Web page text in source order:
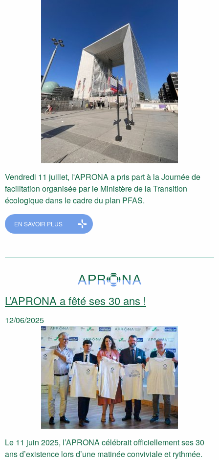
Vendredi 11 juillet, l'APRONA a pris part à la Journée de
facilitation organisée par le Ministère de la Transition
écologique dans le cadre du plan PFAS.
EN SAVOIR PLUS
L’APRONA a fêté ses 30 ans !
12/06/2025
Le 11 juin 2025, l’APRONA célébrait officiellement ses 30
ans d’existence lors d’une matinée conviviale et rythmée.